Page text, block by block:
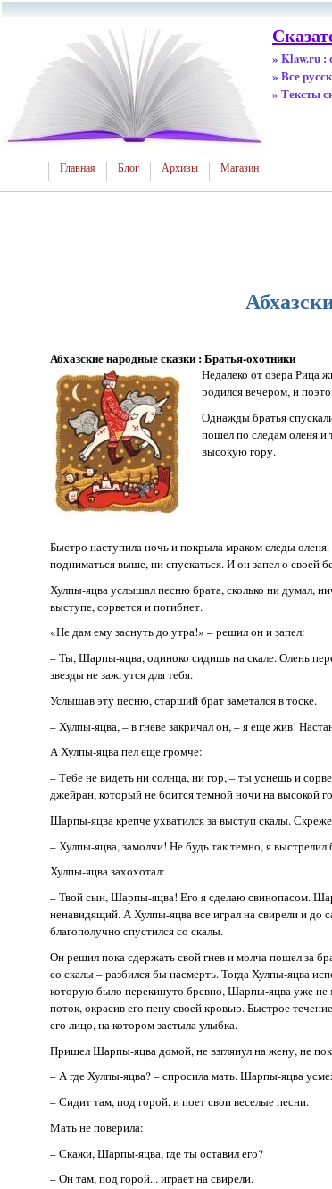
» Klaw.ru :
» Все
» Тексты
Главная Блог Архивы Магазин
Абхазские народные сказки : Братья-охотники
Недалеко от озера Рица
родился вечером, и
Однажды братья
пошел по следам оленя и
высокую гору.
Быстро наступила ночь и покрыла мраком следы
подниматься выше, ни спускаться. И он запел о своей
Хулпы-яцва услышал песню брата, сколько ни думал,
выступе, сорвется и погибнет.
«Не дам ему заснуть до утра!» – решил он и запел:
– Ты, Шарпы-яцва, одиноко сидишь на скале. Олень
звезды не зажгутся для тебя.
Услышав эту песню, старший брат заметался в тоске.
– Хулпы-яцва, – в гневе закричал он, – я еще жив!
А Хулпы-яцва пел еще громче:
– Тебе не видеть ни солнца, ни гор, – ты уснешь и
джейран, который не боится темной ночи на высокой
Шарпы-яцва крепче ухватился за выступ скалы.
– Хулпы-яцва, замолчи! Не будь так темно, я
Хулпы-яцва захохотал:
– Твой сын, Шарпы-яцва! Его я сделаю свинопасом.
ненавидящий. А Хулпы-яцва все играл на свирели и до
благополучно спустился со скалы.
Он решил пока сдержать свой гнев и молча пошел за
со скалы – разбился бы насмерть. Тогда Хулпы-яцва
которую было перекинуто бревно, Шарпы-яцва уже не
поток, окрасив его пену своей кровью. Быстрое
его лицо, на котором застыла улыбка.
Пришел Шарпы-яцва домой, не взглянул на жену, не
– А где Хулпы-яцва? – спросила мать. Шарпы-яцва
– Сидит там, под горой, и поет свои веселые песни.
Мать не поверила:
– Скажи, Шарпы-яцва, где ты оставил его?
– Он там, под горой... играет на свирели.